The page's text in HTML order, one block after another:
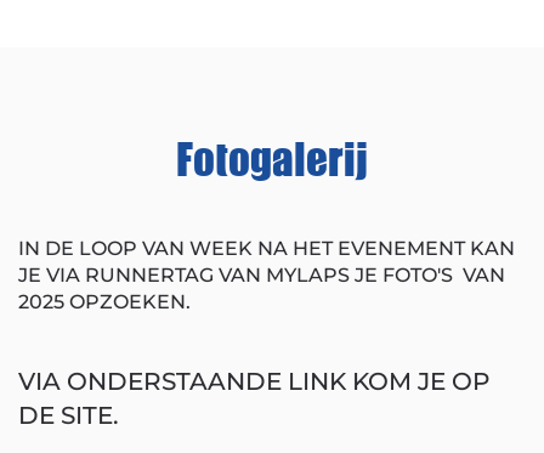
Fotogalerij
IN DE LOOP VAN WEEK NA HET EVENEMENT KAN
JE VIA RUNNERTAG VAN MYLAPS JE FOTO'S VAN
2025 OPZOEKEN.
VIA ONDERSTAANDE LINK KOM JE OP
DE SITE.